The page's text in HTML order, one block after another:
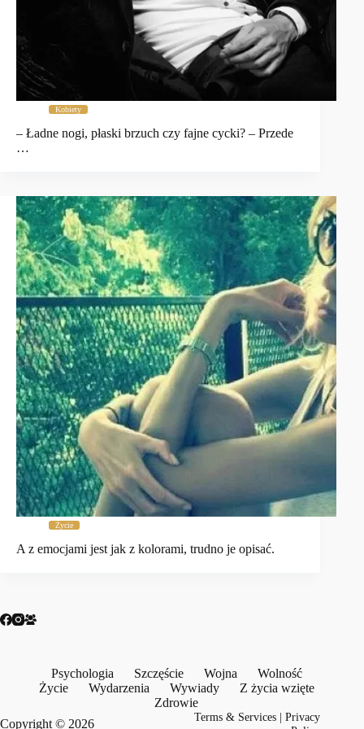
Kobiety
– Ładne nogi, płaski brzuch czy fajne cycki? – Przede
…
Życie
A z emocjami jest jak z kolorami, trudno je opisać.
Psychologia Szczęście Wojna
Wolność
Życie
Wydarzenia Wywiady
Z życia wzięte
Zdrowie
Copyright © 2026
Terms & Services |Privacy